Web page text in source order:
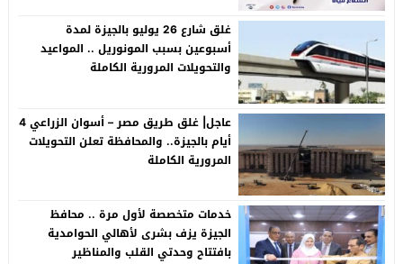
غلق شارع 26 يوليو بالجيزة لمدة
أسبوعين بسبب المونوريل .. المواعيد
والتحويلات المرورية الكاملة
عاجل| غلق طريق مصر – أسوان الزراعي 4
أيام بالجيزة.. والمحافظة تعلن التحويلات
المرورية الكاملة
خدمات متخصصة لأول مرة .. محافظ
الجيزة يزف بشرى لأهالي الحوامدية
بافتتاح وحدتي القلب والمناظير